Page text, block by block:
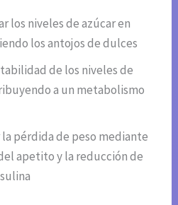
los niveles de azúcar en
los antojos de dulces
de los niveles de
a un metabolismo
pérdida de peso mediante
apetito y la reducción de